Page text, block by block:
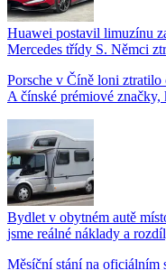
Huawei postavil limuzínu
Mercedes třídy S. Němci
Porsche v Číně loni
A čínské prémiové značky,
Bydlet v obytném autě
jsme reálné náklady a
Měsíční stání na oficiálním